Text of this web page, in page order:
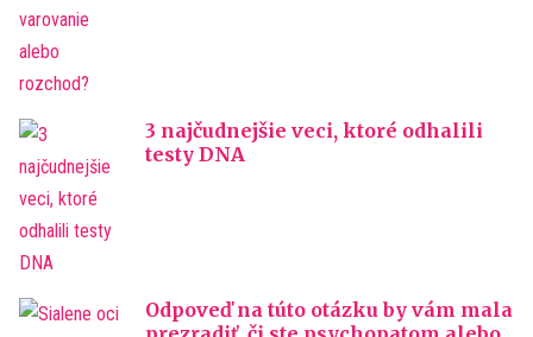
3 najčudnejšie veci, ktoré odhalili
testy DNA
Odpoveď na túto otázku by vám mala